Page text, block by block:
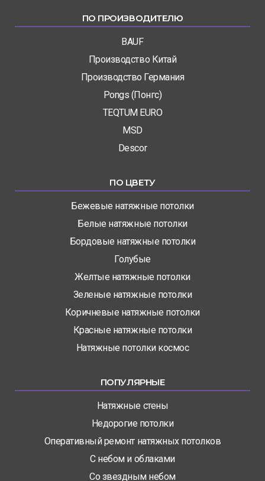
ПО ПРОИЗВОДИТЕЛЮ
BAUF
Производство Китай
Производство Германия
Pongs (Понгс)
TEQTUM EURO
MSD
Descor
ПО ЦВЕТУ
Бежевые натяжные потолки
Белые натяжные потолки
Бордовые натяжные потолки
Голубые
Желтые натяжные потолки
Зеленые натяжные потолки
Коричневые натяжные потолки
Красные натяжные потолки
Натяжные потолки космос
ПОПУЛЯРНЫЕ
Натяжные стены
Недорогие потолки
Оперативный ремонт натяжных потолков
С небом и облаками
Со звездным небом